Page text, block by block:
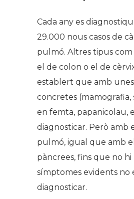
Cada any es
29.000 nous casos de
pulmó. Altres tipus com
el de colon o el de
establert que amb
concretes (mamografia,
en femta, papanicolau,
diagnosticar. Però amb
pulmó, igual que amb
pàncrees, fins que no hi
símptomes evidents no
diagnosticar.